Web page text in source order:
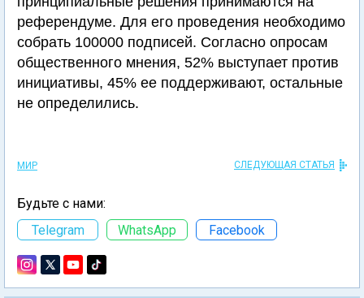
референдуме. Для его проведения необходимо
собрать 100000 подписей. Согласно опросам
общественного мнения, 52% выступает против
инициативы, 45% ее поддерживают, остальные
не определились.
МИР СЛЕДУЮЩАЯ СТАТЬЯ
Будьте с нами:
Telegram
WhatsApp Facebook